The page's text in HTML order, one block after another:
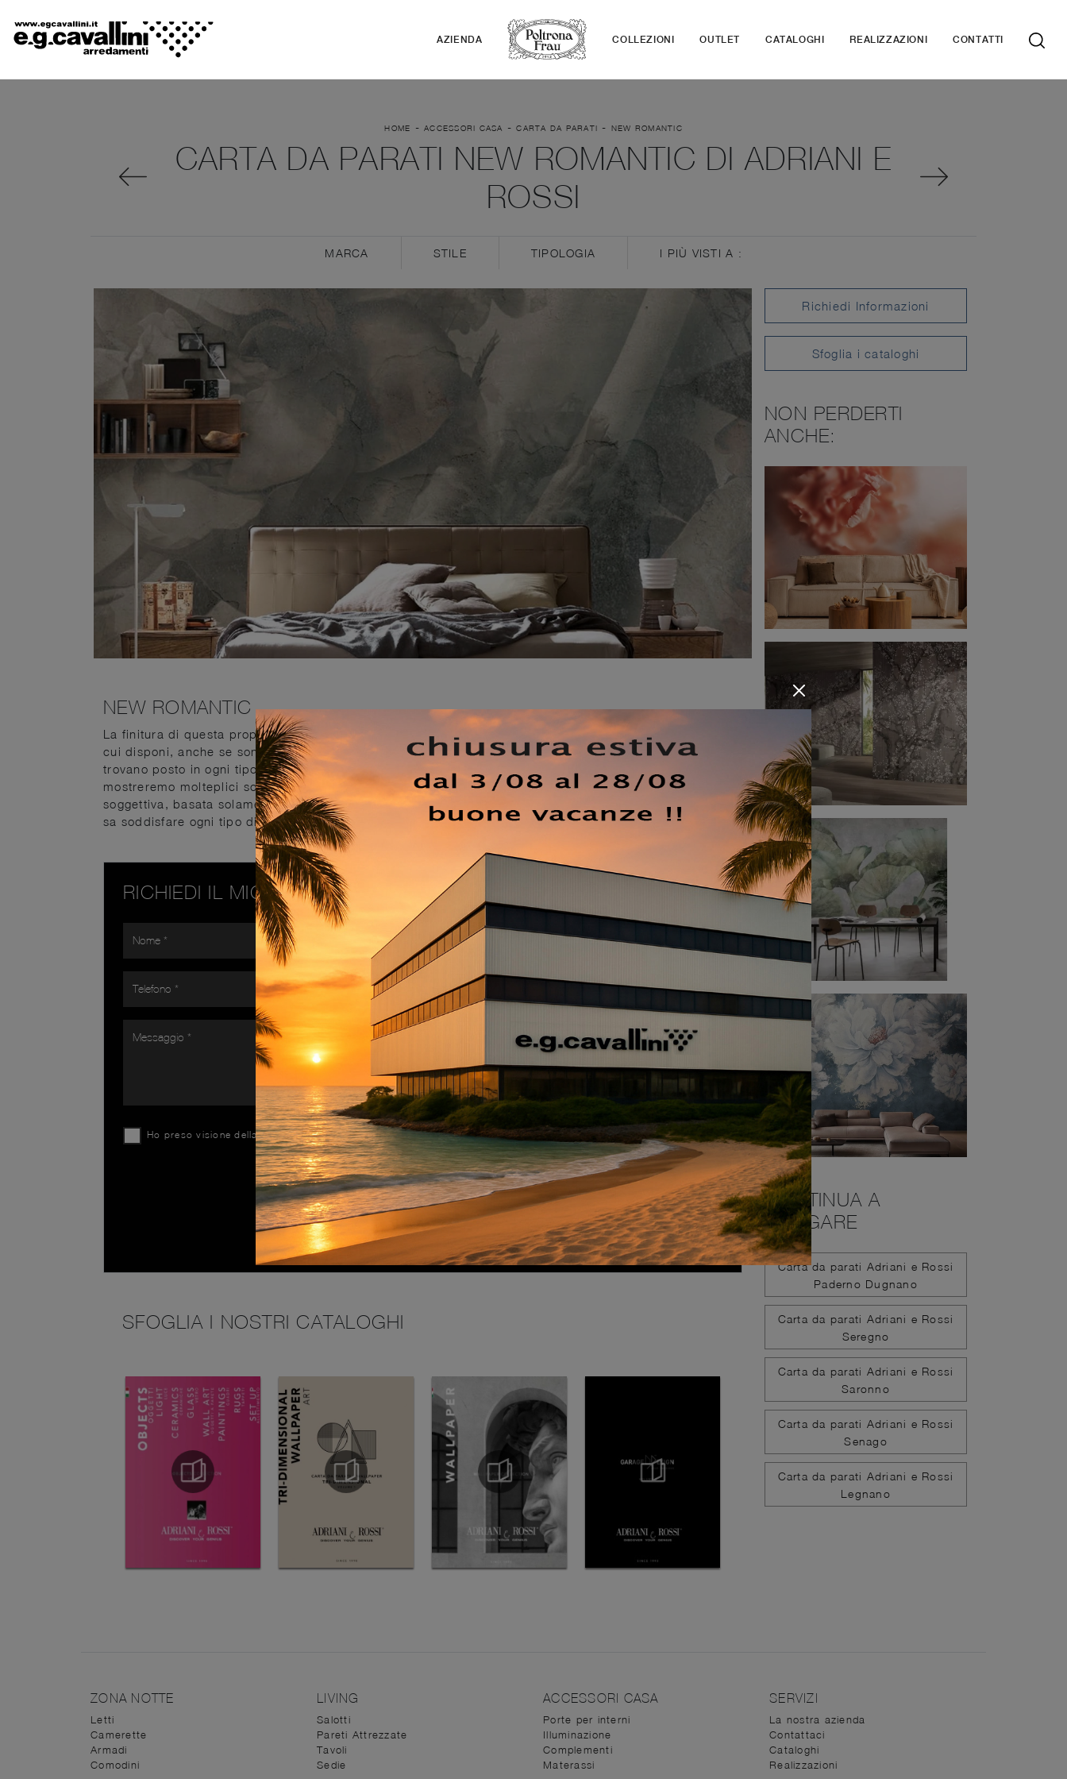
AZIENDA COLLEZIONI OUTLET CATALOGHI REALIZZAZIONI CONTATTI
HOME - ACCESSORI CASA -CARTA DA PARATI - NEW ROMANTIC
CARTA DA PARATI NEW ROMANTIC DI ADRIANI E
ROSSI
MARCA STILE TIPOLOGIA I PIÙ VISTI A :
NEW ROMANTIC
La finitura di questa proposta ne fa un complemento di arredo studiato per customizzare gli ambienti di
cui disponi, anche se sono già arredati. Le nostre composizioni arredative con Carta da parati vinilica
trovano posto in ogni tipo di stanza, in quanto coniugano al meglio doti di design e praticità. In negozio ti
mostreremo molteplici soluzioni di stile, sempre di grande valore decorativo: la scelta sarà del tutto
soggettiva, basata solamente sui tuoi gusti. Conveniente e molto semplice da applicare, questa proposta
sa soddisfare ogni tipo di richiesta, grazie ad una grande varietà di opzioni estetiche molto differenti.
RICHIEDI IL MIGLIOR PREZZO
Ho preso visione dellaPrivacy Policy
INVIA
SFOGLIA I NOSTRI CATALOGHI
Richiedi Informazioni
Sfoglia i cataloghi
NON PERDERTI
ANCHE:
CONTINUA A
NAVIGARE
Carta da parati Adriani e Rossi
Paderno Dugnano
Carta da parati Adriani e Rossi
Seregno
Carta da parati Adriani e Rossi
Saronno
Carta da parati Adriani e Rossi
Senago
Carta da parati Adriani e Rossi
Legnano
ZONA NOTTE
Letti
Camerette
Armadi
Comodini
LIVING
Salotti
Pareti Attrezzate
Tavoli
Sedie
ACCESSORI CASA
Porte per interni
Illuminazione
Complementi
Materassi
SERVIZI
La nostra azienda
Contattaci
Cataloghi
Realizzazioni